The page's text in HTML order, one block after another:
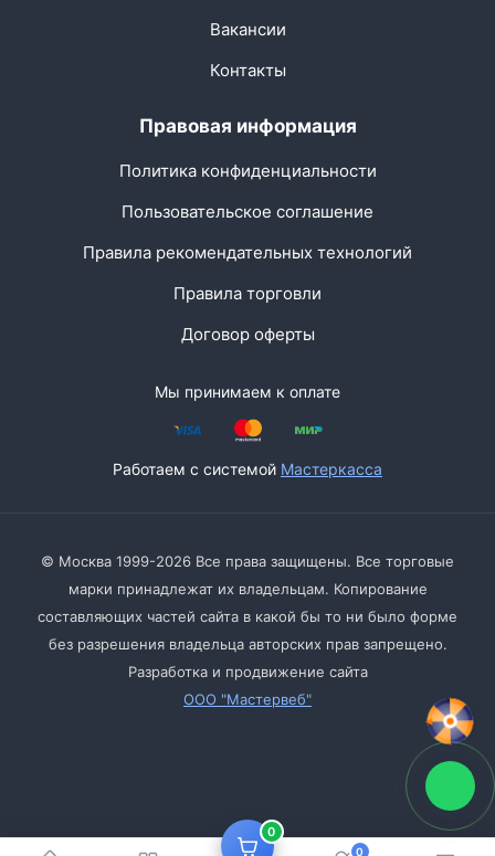
0
0
Вакансии
Контакты
Правовая информация
Политика конфиденциальности
Пользовательское соглашение
Правила рекомендательных технологий
Правила торговли
Договор оферты
Мы принимаем к оплате
Работаем с системой Мастеркасса
© Москва 1999-2026 Все права защищены. Все торговые
марки принадлежат их владельцам. Копирование
составляющих частей сайта в какой бы то ни было форме
без разрешения владельца авторских прав запрещено.
Разработка и продвижение сайта
ООО "Мастервеб"